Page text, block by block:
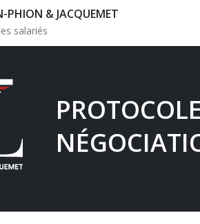
PHION & JACQUEMET
salariés